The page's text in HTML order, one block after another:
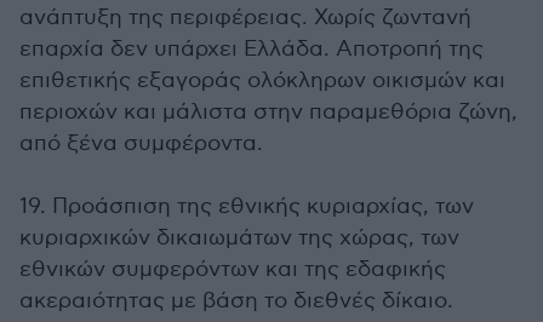
ανάπτυξη της περιφέρειας. Χωρίς ζωντανή
επαρχία δεν υπάρχει Ελλάδα. Αποτροπή της
επιθετικής εξαγοράς ολόκληρων οικισμών και
περιοχών και μάλιστα στην παραμεθόρια ζώνη,
από ξένα συμφέροντα.
19. Προάσπιση της εθνικής κυριαρχίας, των
κυριαρχικών δικαιωμάτων της χώρας, των
εθνικών συμφερόντων και της εδαφικής
ακεραιότητας με βάση το διεθνές δίκαιο.